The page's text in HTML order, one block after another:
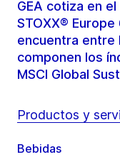
GEA cotiza en
STOXX®
encuentra entre
componen los
MSCI Global
Productos y
Bebidas